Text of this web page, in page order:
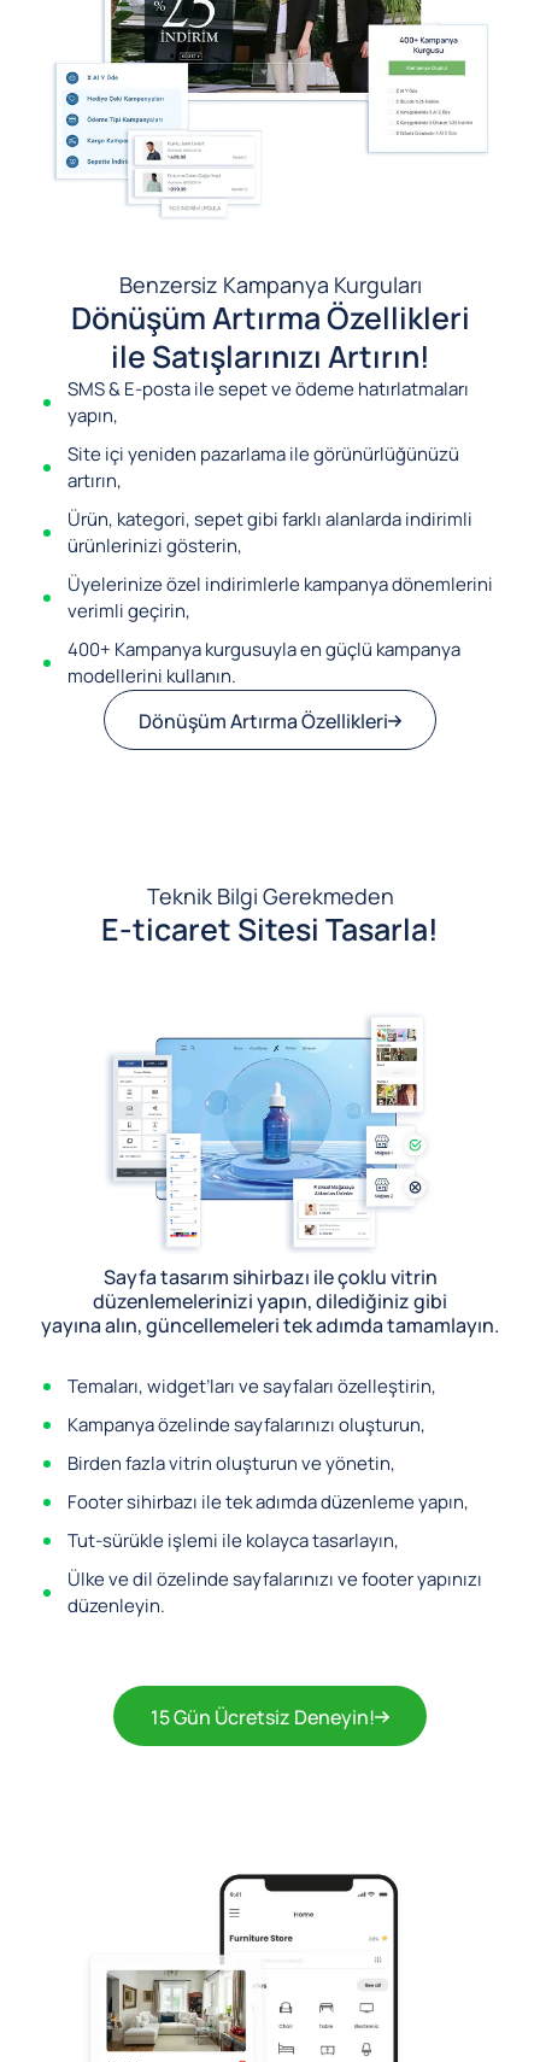
Benzersiz Kampanya Kurguları
Dönüşüm Artırma Özellikleri
ile Satışlarınızı Artırın!
SMS & E-posta ile sepet ve ödeme hatırlatmaları
yapın,
Site içi yeniden pazarlama ile görünürlüğünüzü
artırın,
Ürün, kategori, sepet gibi farklı alanlarda indirimli
ürünlerinizi gösterin,
Üyelerinize özel indirimlerle kampanya dönemlerini
verimli geçirin,
400+ Kampanya kurgusuyla en güçlü kampanya
modellerini kullanın.
Dönüşüm Artırma Özellikleri
Teknik Bilgi Gerekmeden
E-ticaret Sitesi Tasarla!
Sayfa tasarım sihirbazı ile çoklu vitrin
düzenlemelerinizi yapın, dilediğiniz gibi
yayına alın, güncellemeleri tek adımda tamamlayın.
Temaları, widget’ları ve sayfaları özelleştirin,
Kampanya özelinde sayfalarınızı oluşturun,
Birden fazla vitrin oluşturun ve yönetin,
Footer sihirbazı ile tek adımda düzenleme yapın,
Tut-sürükle işlemi ile kolayca tasarlayın,
Ülke ve dil özelinde sayfalarınızı ve footer yapınızı
düzenleyin.
15 Gün Ücretsiz Deneyin!